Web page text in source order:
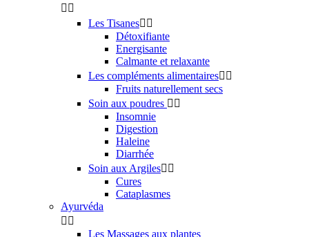
 
Les Tisanes 
Détoxifiante
Energisante
Calmante et relaxante
Les compléments alimentaires 
Fruits naturellement secs
Soin aux poudres  
Insomnie
Digestion
Haleine
Diarrhée
Soin aux Argiles 
Cures
Cataplasmes
Ayurvéda
 
Les Massages aux plantes